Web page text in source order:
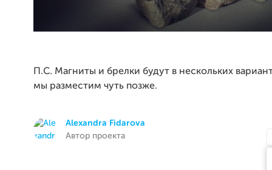
П.С. Магниты и брелки будут в нескольких
мы разместим чуть позже.
Alexandra Fidarova
Автор проекта